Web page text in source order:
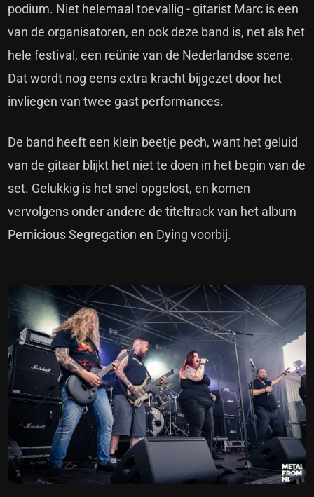
podium. Niet helemaal toevallig - gitarist Marc is een
van de organisatoren, en ook deze band is, net als het
hele festival, een reünie van de Nederlandse scene.
Dat wordt nog eens extra kracht bijgezet door het
invliegen van twee gast performances.
De band heeft een klein beetje pech, want het geluid
van de gitaar blijkt het niet te doen in het begin van de
set. Gelukkig is het snel opgelost, en komen
vervolgens onder andere de titeltrack van het album
Pernicious Segregation en Dying voorbij.